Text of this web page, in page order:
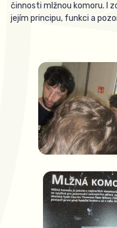
činnosti mlžnou komoru. I
jejím principu, funkci a